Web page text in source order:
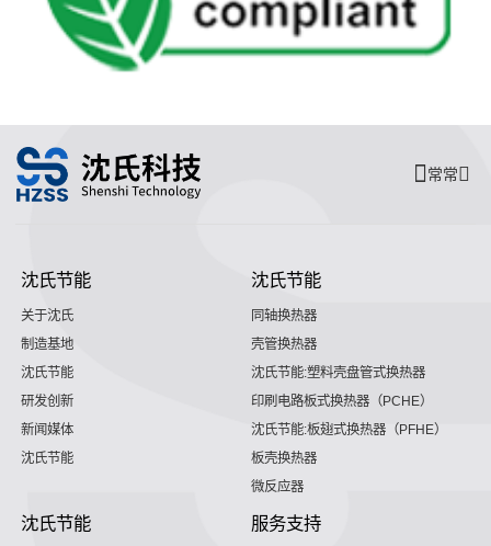
常常
沈氏节能
关于沈氏
制造基地
沈氏节能
研发创新
新闻媒体
沈氏节能
沈氏节能
同轴换热器
壳管换热器
沈氏节能:塑料壳盘管式换热器
印刷电路板式换热器（PCHE）
沈氏节能:板翅式换热器（PFHE）
板壳换热器
微反应器
沈氏节能 服务支持